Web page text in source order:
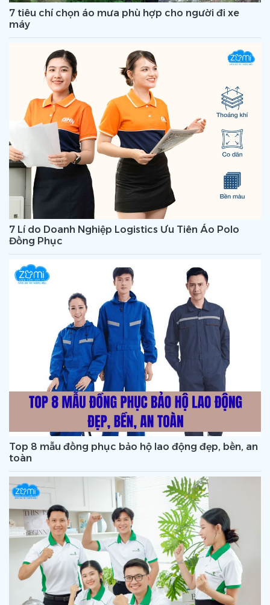
7 tiêu chí chọn áo mưa phù hợp cho người đi xe
máy
7 Lí do Doanh Nghiệp Logistics Ưu Tiên Áo Polo
Đồng Phục
Top 8 mẫu đồng phục bảo hộ lao động đẹp, bền, an
toàn